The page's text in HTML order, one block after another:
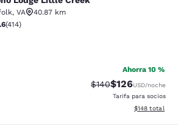
Little Creek
, VA
40.87 km
de 3.6 estrellas. Bueno. 414 reseñas
(414)
Ahorra 10 %
Precio tachado:
$140Precio con
$126USD/noche
Tarifa para socios
Ver detalles
$148 total